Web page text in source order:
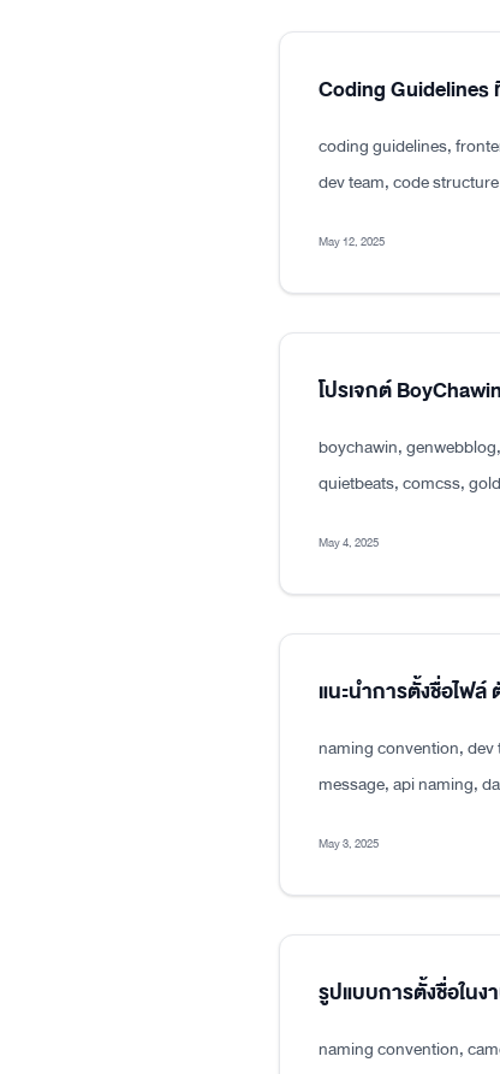
Coding
coding guidelines,
dev team, code structure
May 12, 2025
โปรเจกต์ BoyChawin
boychawin,
quietbeats, comcss,
May 4, 2025
แนะนำการตั้งชื่อไฟล์
naming convention,
message, api naming,
May 3, 2025
รูปแบบการตั้งชื่อใน
naming convention,